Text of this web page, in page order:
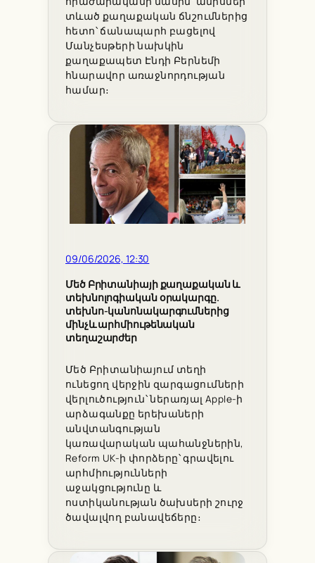
տևած քաղաքական ճնշումներից
հետո՝ ճանապարհ բացելով
Մանչեսթերի նախկին
քաղաքապետ Էնդի Բերնեմի
հնարավոր առաջնորդության
համար։
09/06/2026, 12:30
Մեծ Բրիտանիայի քաղաքական և
տեխնոլոգիական օրակարգը.
տեխնո-կանոնակարգումներից
մինչև արհմիութենական
տեղաշարժեր
Մեծ Բրիտանիայում տեղի
ունեցող վերջին զարգացումների
վերլուծություն՝ ներառյալ Apple-ի
արձագանքը երեխաների
անվտանգության
կառավարական պահանջներին,
Reform UK-ի փորձերը՝ գրավելու
արհմիությունների
աջակցությունը և
ոստիկանության ծախսերի շուրջ
ծավալվող բանավեճերը։